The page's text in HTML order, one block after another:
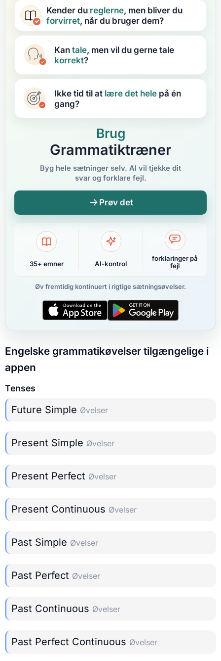
Kender du reglerne, men bliver du
forvirret, når du bruger dem?
Kantale, men vil du gerne tale
korrekt?
Ikke tid til at læredet hele på én
gang?
Brug
Grammatiktræner
Byg hele sætninger selv. AI vil tjekke dit
svar og forklare fejl.
Prøv det
35+ emner AI-kontrol
forklaringer på
fejl
Øv fremtidig kontinuert i rigtige sætningsøvelser.
Engelske grammatikøvelser tilgængelige i
appen
Tenses
Future Simple Øvelser
Present Simple Øvelser
Present Perfect Øvelser
Present Continuous Øvelser
Past Simple Øvelser
Past Perfect Øvelser
Past Continuous Øvelser
Past Perfect Continuous Øvelser